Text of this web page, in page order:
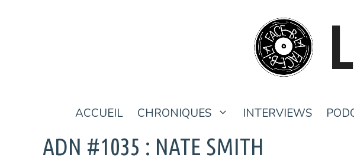
ACCUEIL CHRONIQUES INTERVIEWS
ADN #1035 : NATE SMITH